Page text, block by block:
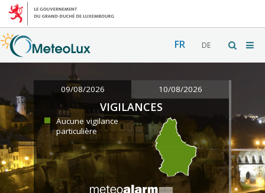
FR DE
09/08/2026 10/08/2026
VIGILANCES
Aucune vigilance
particulière